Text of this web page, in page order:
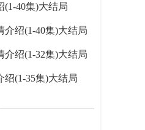
(1-40集)大结局
绍(1-40集)大结局
绍(1-32集)大结局
绍(1-35集)大结局